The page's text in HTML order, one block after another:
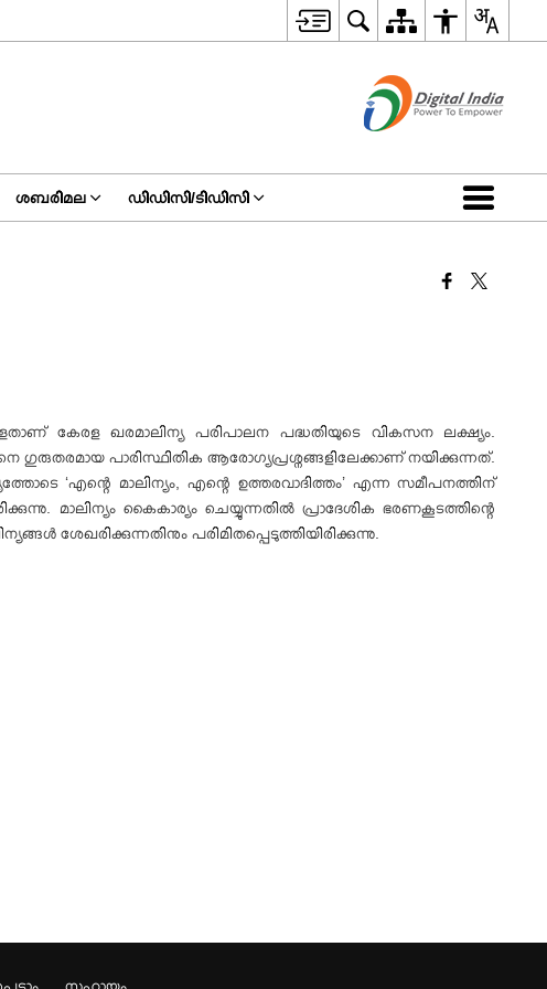
ശബരിമല ഡിഡിസി/ടിഡിസി
കേരള ഖരമാലിന്യ പരിപാലന പദ്ധതിയുടെ വികസന ലക്ഷ്യം.
ഗുരുതരമായ പാരിസ്ഥിതിക ആരോഗ്യപ്രശ്നങ്ങളിലേക്കാണ് നയിക്കുന്നത്.
‘എന്റെ മാലിന്യം, എന്റെ ഉത്തരവാദിത്തം’ എന്ന സമീപനത്തിന്
മാലിന്യം കൈകാര്യം ചെയ്യുന്നതിൽ പ്രാദേശിക ഭരണകൂടത്തിന്റെ
ശേഖരിക്കുന്നതിനും പരിമിതപ്പെടുത്തിയിരിക്കുന്നു.